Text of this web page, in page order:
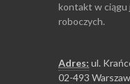
kontakt w ciągu
roboczych.
Adres: ul.
02-493